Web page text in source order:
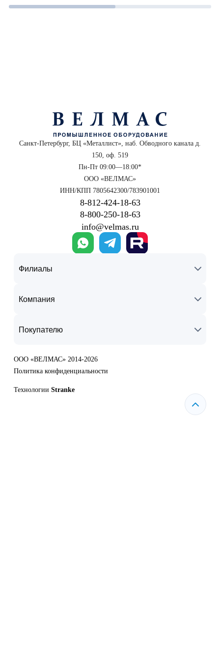
Санкт-Петербург, БЦ «Металлист», наб. Обводного канала д.
150, оф. 519
Пн-Пт 09:00—18:00*
ООО «ВЕЛМАС»
ИНН/КПП 7805642300/783901001
8‑812‑424‑18‑63
8‑800‑250‑18‑63
info@velmas.ru
Филиалы
Компания
Покупателю
ООО «ВЕЛМАС» 2014-2026
Политика конфиденциальности
Технологии Stranke